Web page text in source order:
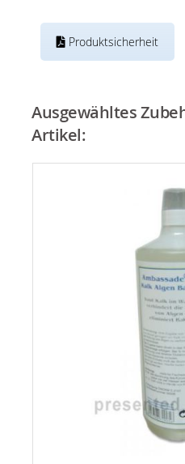
Produktsicherheit
Ausgewähltes
Artikel: